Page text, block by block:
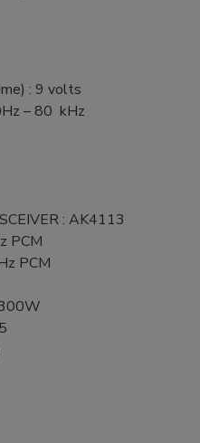
: 9 volts
– 80 kHz
: AK4113
PCM
PCM